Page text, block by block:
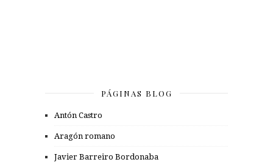
PÁGINAS BLOG
Antón Castro
Aragón romano
Javier Barreiro Bordonaba